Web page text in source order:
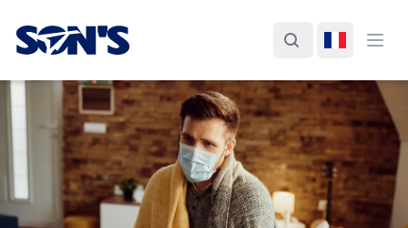
Laboratorios Química Son's
Rechercher
Changer